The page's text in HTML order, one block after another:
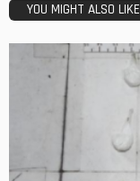
YOU MIGHT ALSO LIKE